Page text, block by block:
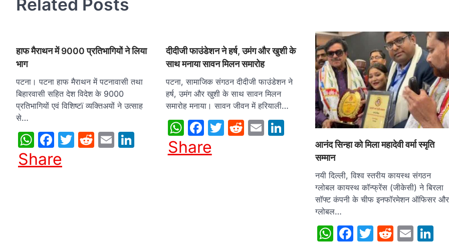
Related Posts
हाफ मैराथन में 9000 प्रतिभागियों ने लिया
भाग
पटना। पटना हाफ मैराथन में पटनावासी तथा
बिहारवासी सहित देश विदेश के 9000
प्रतिभागियों एवं विशिष्टï व्यक्तिअयों ने उत्साह
से…
WhatsApp
Facebook
Twitter
Reddit
EmailLinkedIn
Share
दीदीजी फाउंडेशन ने हर्ष, उमंग और खुशी के
साथ मनाया सावन मिलन समारोह
पटना, सामाजिक संगठन दीदीजी फाउंडेशन ने
हर्ष, उमंग और खुशी के साथ सावन मिलन
समारोह मनाया। सावन जीवन में हरियाली…
WhatsApp
Facebook
Twitter
Reddit
EmailLinkedIn
Share
आनंद सिन्हा को मिला महादेवी वर्मा स्‍मृति
सम्‍मान
नयी दिल्ली, विश्व स्तरीय कायस्थ संगठन
ग्लोबल कायस्थ कॉन्फ्रेंस (जीकेसी) ने बिरला
सॉफ्ट कंपनी के चीफ इनफॉरमेशन ऑफिसर और
ग्लोबल…
WhatsApp
Facebook
Twitter
Reddit
Email